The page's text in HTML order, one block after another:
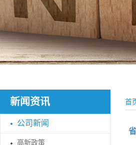
新闻资讯
公司新闻
高新政策
首